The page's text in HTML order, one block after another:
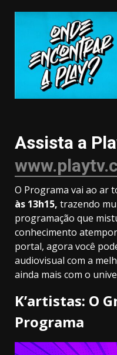
Assista a
O Programa vai ao ar
às 13h15, trazendo
programação que
conhecimento
portal, agora você
audiovisual com a
ainda mais com o
K’artistas: O
Programa